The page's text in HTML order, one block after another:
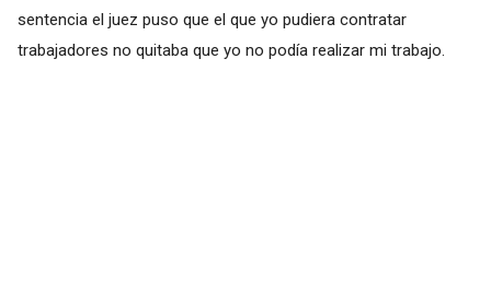
sentencia el juez puso que el que yo pudiera contratar
trabajadores no quitaba que yo no podía realizar mi trabajo.